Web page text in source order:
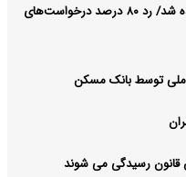
ترمز بانک مرکزی در بازار پول کشیده شد/ رد ۸۰ درصد درخواست‌های
رسیدگی می شوند